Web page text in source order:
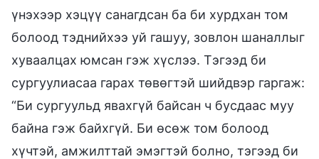
үнэхээр хэцүү санагдсан ба би хурдхан том
болоод тэднийхээ уй гашуу, зовлон шаналлыг
хуваалцах юмсан гэж хүслээ. Тэгээд би
сургуулиасаа гарах төвөгтэй шийдвэр гаргаж:
“Би сургуульд явахгүй байсан ч бусдаас муу
байна гэж байхгүй. Би өсөж том болоод
хүчтэй, амжилттай эмэгтэй болно, тэгээд би